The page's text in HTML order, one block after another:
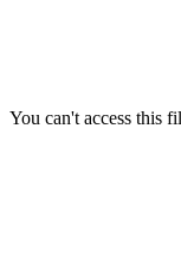
You can't access this